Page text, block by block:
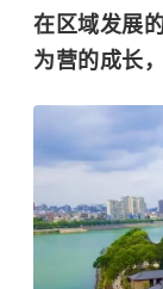
在区域发展
为营的成长